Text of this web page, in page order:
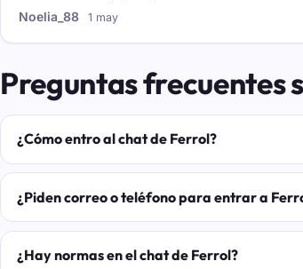
Noelia_88 1 may
Preguntas frecuentes
¿Cómo entro al chat de Ferrol?
¿Piden correo o teléfono para entrar a
¿Hay normas en el chat de Ferrol?